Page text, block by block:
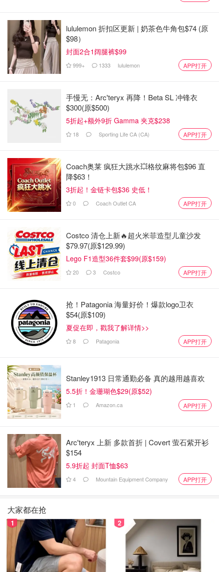
☝️灵魂：嘟嘟唇！
e.l.f. 的这个?‍☠️唇冻笔必须第一个拥有姓名！！那天出门忘
记带唇膏，随手抓了2支新品，完全没想到能这么好用！！
气味：?️明显气味
质感：果冻亮面质地，不成膜，微微凉
显色：??，素颜?️
Pout Clout Lip Plumping Gloss Pen - Clear |
e.l.f. Cosmetics
$10
显，超级推荐这两个?
Toasted：奶橘?（买不到杨树林610真的可以
冲！！）；
lululemon 折扣区更新 | 奶茶色牛角包$74 (原
$98）
封面2合1阔腿裤$99
999+ 1333 lululemon APP打开
手慢无：Arc'teryx 再降！Beta SL 冲锋衣
$300(原$500)
5折起+额外9折 Gamma 夹克$238
18 Sporting Life CA (CA) APP打开
Coach奥莱 疯狂大跳水💥格纹麻将包$96 直
降$63！
3折起！金链卡包$36 史低！
0 Coach Outlet CA APP打开
Costco 清仓上新🔥超火米菲造型儿童沙发
$79.97(原$129.99)
Lego F1造型36件套$99(原$159)
20 3 Costco APP打开
抢！Patagonia 海量好价！爆款logo卫衣
$54(原$109)
夏促在即，戳我了解详情>>
8 Patagonia APP打开
Stanley1913 日常通勤必备 真的越用越喜欢
5.5折！金珊瑚色$29(原$52)
1 Amazon.ca APP打开
Arc'teryx 上新 多款首折 | Covert 萤石紫开衫
$154
5.9折起 封面T恤$63
4 Mountain Equipment Company APP打开
大家都在抢
1 2